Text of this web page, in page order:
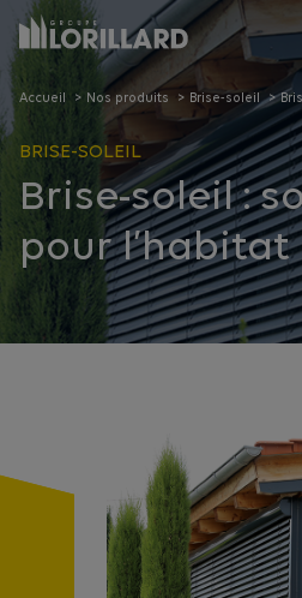
Accueil Nos produits Brise-soleil
BRISE-SOLEIL
Brise-soleil :
pour l’habitat
Panneau de gestion des cookies